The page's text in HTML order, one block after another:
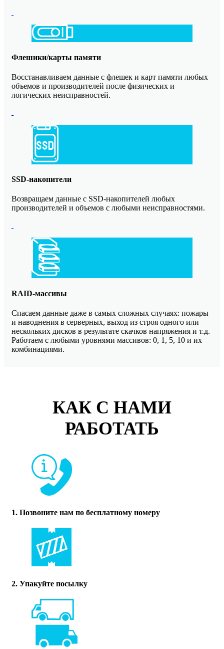
Флешики/карты памяти
Восстанавливаем данные с флешек и карт памяти любых
объемов и производителей после физических и
логических неисправностей.
SSD-накопители
Возвращаем данные с SSD-накопителей любых
производителей и объемов с любыми неисправностями.
RAID-массивы
Спасаем данные даже в самых сложных случаях: пожары
и наводнения в серверных, выход из строя одного или
нескольких дисков в результате скачков напряжения и т.д.
Работаем с любыми уровнями массивов: 0, 1, 5, 10 и их
комбинациями.
КАК С НАМИ
РАБОТАТЬ
1. Позвоните нам по бесплатному номеру
2. Упакуйте посылку